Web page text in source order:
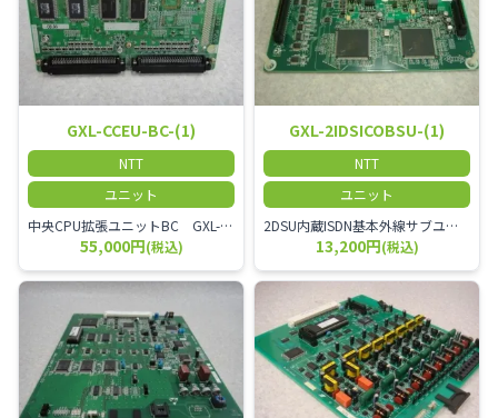
GXL-CCEU-BC-(1)
NTT
ユニット
中央CPU拡張ユニットBC GXL-CCEU-BC-(1)
55,000円(税込)
GXL-2IDSICOBSU-(1)
NTT
ユニット
2DSU内蔵ISDN基本外線サブユニット GXL-2IDSICOBSU-(1)
13,200円(税込)